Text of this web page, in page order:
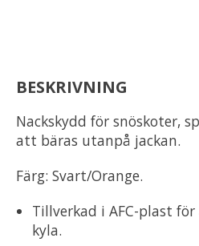
BESKRIVNING
Nackskydd för snöskoter,
att bäras utanpå jackan.
Färg: Svart/Orange.
Tillverkad i AFC-plast
kyla.